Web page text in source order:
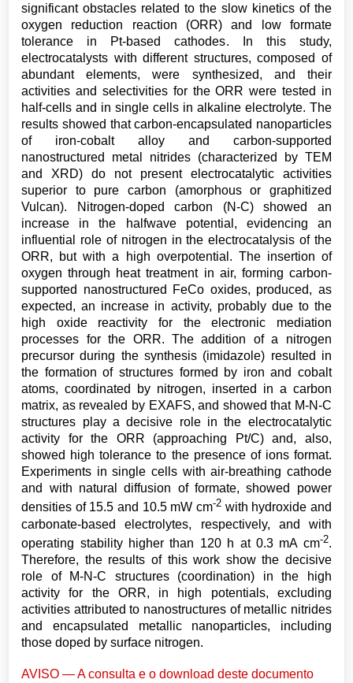
significant obstacles related to the slow kinetics of the
oxygen reduction reaction (ORR) and low formate
tolerance in Pt-based cathodes. In this study,
electrocatalysts with different structures, composed of
abundant elements, were synthesized, and their
activities and selectivities for the ORR were tested in
half-cells and in single cells in alkaline electrolyte. The
results showed that carbon-encapsulated nanoparticles
of iron-cobalt alloy and carbon-supported
nanostructured metal nitrides (characterized by TEM
and XRD) do not present electrocatalytic activities
superior to pure carbon (amorphous or graphitized
Vulcan). Nitrogen-doped carbon (N-C) showed an
increase in the halfwave potential, evidencing an
influential role of nitrogen in the electrocatalysis of the
ORR, but with a high overpotential. The insertion of
oxygen through heat treatment in air, forming carbon-
supported nanostructured FeCo oxides, produced, as
expected, an increase in activity, probably due to the
high oxide reactivity for the electronic mediation
processes for the ORR. The addition of a nitrogen
precursor during the synthesis (imidazole) resulted in
the formation of structures formed by iron and cobalt
atoms, coordinated by nitrogen, inserted in a carbon
matrix, as revealed by EXAFS, and showed that M-N-C
structures play a decisive role in the electrocatalytic
activity for the ORR (approaching Pt/C) and, also,
showed high tolerance to the presence of ions format.
Experiments in single cells with air-breathing cathode
and with natural diffusion of formate, showed power
densities of 15.5 and 10.5 mW cm-2with hydroxide and
carbonate-based electrolytes, respectively, and with
operating stability higher than 120 h at 0.3 mA cm-2.
Therefore, the results of this work show the decisive
role of M-N-C structures (coordination) in the high
activity for the ORR, in high potentials, excluding
activities attributed to nanostructures of metallic nitrides
and encapsulated metallic nanoparticles, including
those doped by surface nitrogen.
AVISO — A consulta e o download deste documento